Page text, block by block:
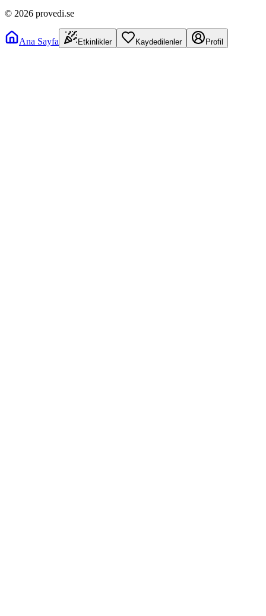
© 2026 provedi.se
Ana Sayfa Etkinlikler Kaydedilenler Profil